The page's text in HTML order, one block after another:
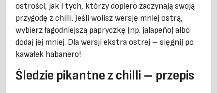
ostrości, jak i tych, którzy dopiero zaczynają swoją
przygodę z chilli. Jeśli wolisz wersję mniej ostrą,
wybierz łagodniejszą papryczkę (np. jalapeño) albo
dodaj jej mniej. Dla wersji ekstra ostrej – sięgnij po
kawałek habanero!
Śledzie pikantne z chilli – przepis